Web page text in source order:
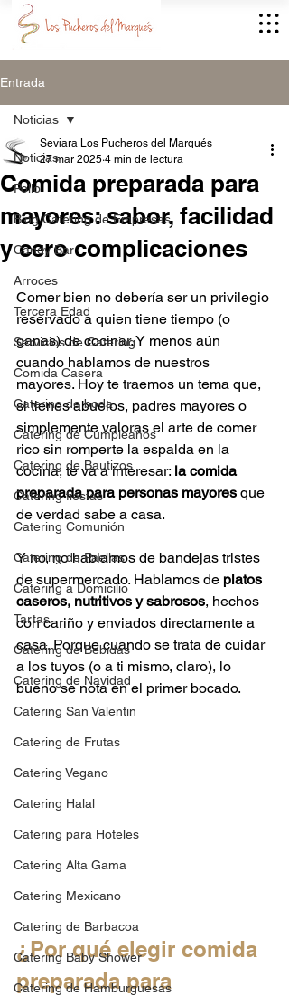
Entrada
Noticias
Pollo
Blog Catering de Empresas
Candy Bar
Arroces
Tercera Edad
Servicios de Catering
Comida Casera
Catering de boda
Catering de Cumpleaños
Catering de Bautizos
Catering fiestas
Catering Comunión
Catering de Paellas
Catering a Domicilio
Tartas
Catering de Bebidas
Catering de Navidad
Catering San Valentin
Catering de Frutas
Catering Vegano
Catering Halal
Catering para Hoteles
Catering Alta Gama
Catering Mexicano
Catering de Barbacoa
Catering Baby Shower
Catering de Hamburguesas
Noticias
Comida preparada para
mayores: sabor, facilidad
y cero complicaciones
Seviara Los Pucheros del Marqués
27 mar 2025 4 min de lectura
Comer bien no debería ser un privilegio
reservado a quien tiene tiempo (o
ganas) de cocinar. Y menos aún
cuando hablamos de nuestros
mayores. Hoy te traemos un tema que,
si tienes abuelos, padres mayores o
simplemente valoras el arte de comer
rico sin romperte la espalda en la
cocina, te va a interesar: la comida
preparada para personas mayores que
de verdad sabe a casa.
Y no, no hablamos de bandejas tristes
de supermercado. Hablamos de platos
caseros, nutritivos y sabrosos, hechos
con cariño y enviados directamente a
casa. Porque cuando se trata de cuidar
a los tuyos (o a ti mismo, claro), lo
bueno se nota en el primer bocado.
¿Por qué elegir comida
preparada para